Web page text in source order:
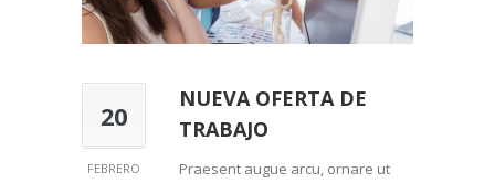
20
FEBRERO
NUEVA OFERTA DE
TRABAJO
Praesent augue arcu, ornare ut